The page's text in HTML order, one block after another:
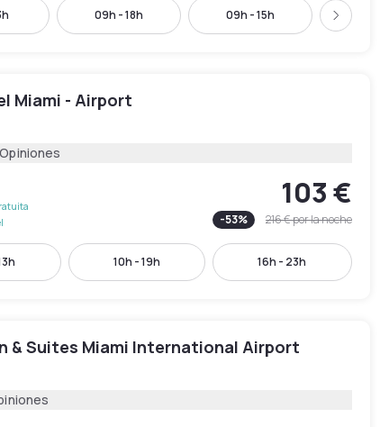
09h - 18h 09h - 15h Siguiente
Miami - Airport
103 €
-53% 216 €por la noche
10h - 19h 16h - 23h
& Suites Miami International Airport